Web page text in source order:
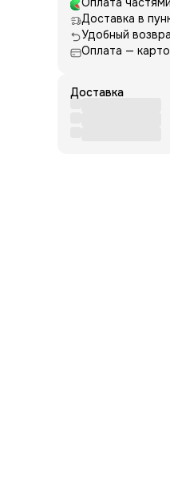
Доставка в
Удобный
Оплата —
Доставка